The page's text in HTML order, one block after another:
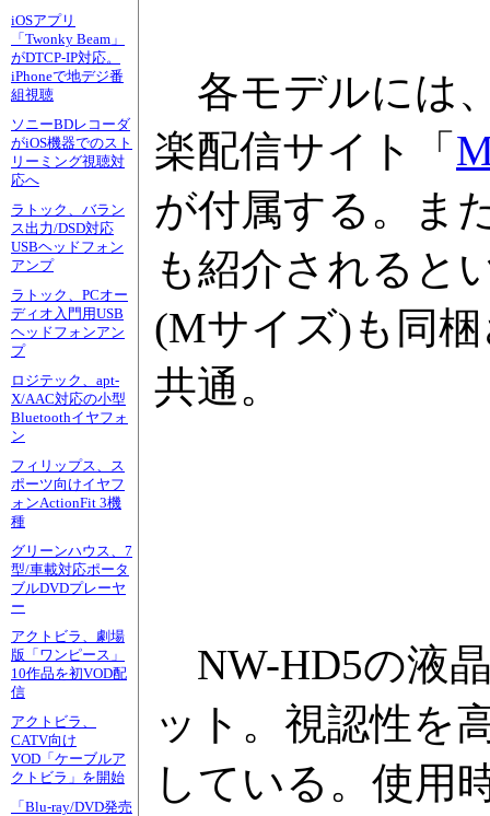
iOSアプリ
「Twonky Beam」
がDTCP-IP対応。
iPhoneで地デジ番
組視聴
ソニーBDレコーダ
がiOS機器でのスト
リーミング視聴対
応へ
ラトック、バラン
ス出力/DSD対応
USBヘッドフォン
アンプ
ラトック、PCオー
ディオ入門用USB
ヘッドフォンアン
プ
ロジテック、apt-
X/AAC対応の小型
Bluetoothイヤフォ
ン
フィリップス、ス
ポーツ向けイヤフ
ォンActionFit 3機
種
グリーンハウス、7
型/車載対応ポータ
ブルDVDプレーヤ
ー
アクトビラ、劇場
版「ワンピース」
10作品を初VOD配
信
アクトビラ、
CATV向け
VOD「ケーブルア
クトビラ」を開始
「Blu-ray/DVD発売
各モデルには
楽配信サイト「
が付属する。ま
も紹介されると
(Mサイズ)も同
共通。
NW-HD5の液
ット。視認性を
している。使用